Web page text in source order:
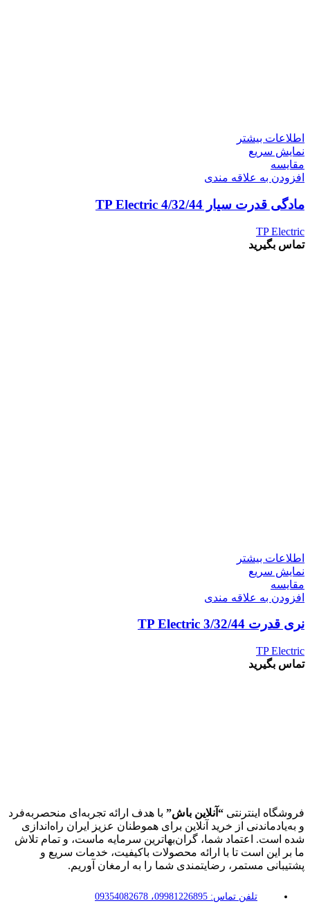
اطلاعات بیشتر
نمایش سریع
مقايسه
افزودن به علاقه مندی
مادگی قدرت سیار 4/32/44 TP Electric
TP Electric
تماس بگیرید
اطلاعات بیشتر
نمایش سریع
مقايسه
افزودن به علاقه مندی
نری قدرت 3/32/44 TP Electric
TP Electric
تماس بگیرید
فروشگاه اینترنتی “آنلاین باش” با هدف ارائه تجربه‌ای منحصربه‌فرد
و به‌یادماندنی از خرید آنلاین برای هموطنان عزیز ایران راه‌اندازی
شده است. اعتماد شما، گران‌بهاترین سرمایه ماست، و تمام تلاش
ما بر این است تا با ارائه محصولات باکیفیت، خدمات سریع و
پشتیبانی مستمر، رضایتمندی شما را به ارمغان آوریم.
تلفن تماس: 09981226895، 09354082678